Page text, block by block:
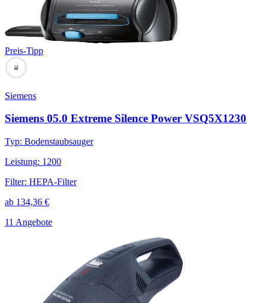
Preis-Tipp
78
Siemens
Siemens 05.0 Extreme Silence Power VSQ5X1230
Typ: Bodenstaubsauger
Leistung: 1200
Filter: HEPA-Filter
ab 134,36 €
11 Angebote